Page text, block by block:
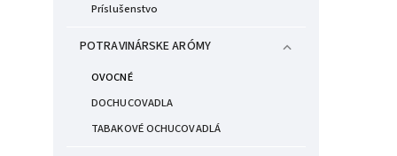
Príslušenstvo
POTRAVINÁRSKE ARÓMY
OVOCNÉ
DOCHUCOVADLA
TABAKOVÉ OCHUCOVADLÁ